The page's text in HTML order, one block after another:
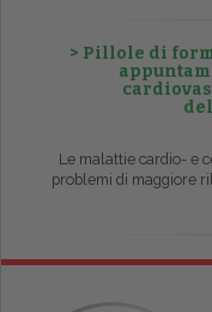
> Pillole di
Le malattie cardio- e
problemi di maggiore